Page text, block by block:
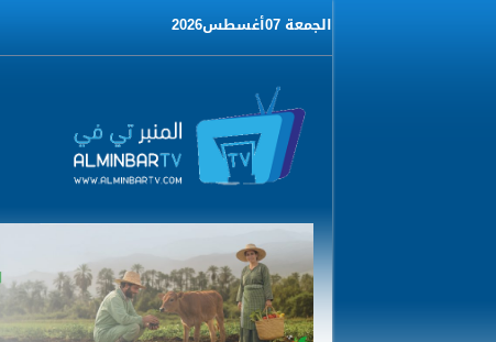
الجمعة 07أغسطس2026